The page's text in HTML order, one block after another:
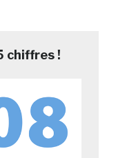
chiffres !